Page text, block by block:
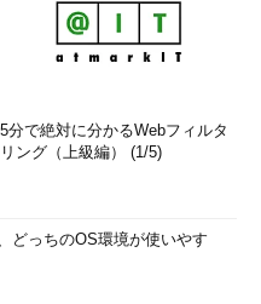
5分で絶対に分かるWebフィルタ
リング（上級編） (1/5)
どっちのOS環境が使いやす